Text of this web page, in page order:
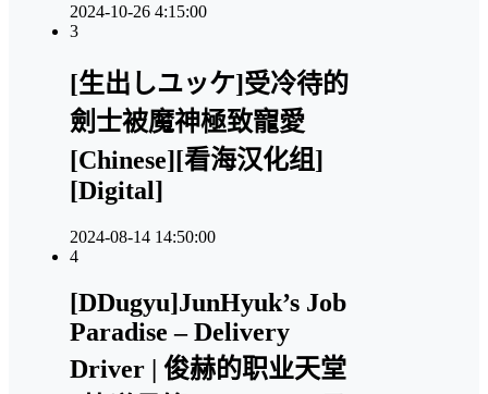
2024-10-26 4:15:00
3
[生出しユッケ]受冷待的
劍士被魔神極致寵愛
[Chinese][看海汉化组]
[Digital]
2024-08-14 14:50:00
4
[DDugyu]JunHyuk’s Job
Paradise – Delivery
Driver | 俊赫的职业天堂